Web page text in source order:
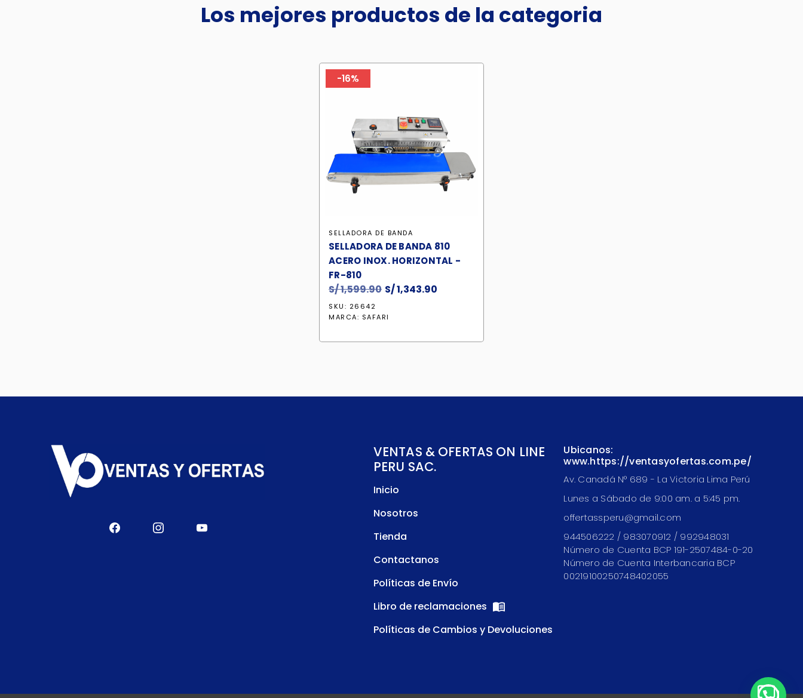
Los mejores productos de la categoria
-16%
SELLADORA DE BANDA
SELLADORA DE BANDA 810
ACERO INOX. HORIZONTAL -
FR-810
S/1,599.90 El
original
S/ 1,599.90.
S/1,343.90
S/ 1,343.90.
SKU: 26642
MARCA: SAFARI
VENTAS & OFERTAS ON LINE
PERU SAC.
Inicio
Nosotros
Tienda
Contactanos
Políticas de Envío
Libro de reclamaciones
Políticas de Cambios y Devoluciones
Ubicanos:
www.https://ventasyofertas.com.pe/
Av. Canadá N° 689 - La Victoria Lima Perú
Lunes a Sábado de 9:00 am. a 5:45 pm.
offertassperu@gmail.com
944506222 / 983070912 / 992948031
Número de Cuenta BCP 191-2507484-0-20
Número de Cuenta Interbancaria BCP
00219100250748402055